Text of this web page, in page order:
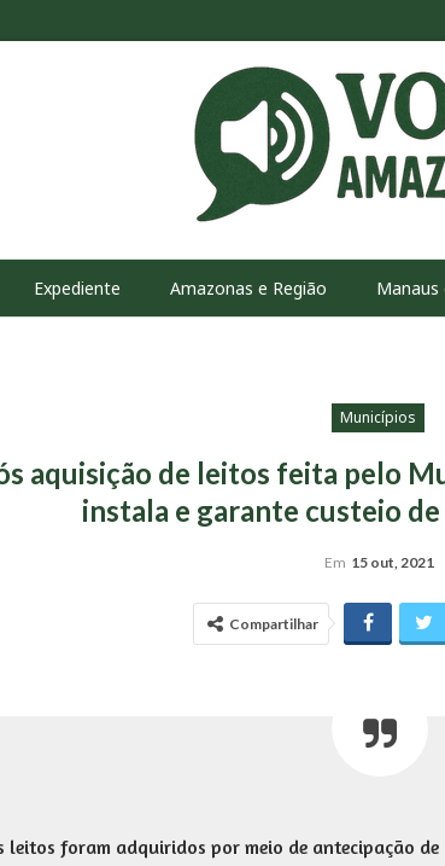
Expediente Amazonas e Região Manaus
Municípios
aquisição de leitos feita pelo
instala e garante custeio
Em 15 out, 2021
Compartilhar
leitos foram adquiridos por meio de antecipação